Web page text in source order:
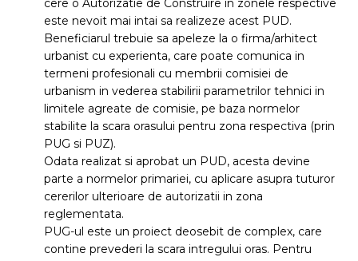
cere o Autorizatie de Construire in zonele respective
este nevoit mai intai sa realizeze acest PUD.
Beneficiarul trebuie sa apeleze la o firma/arhitect
urbanist cu experienta, care poate comunica in
termeni profesionali cu membrii comisiei de
urbanism in vederea stabilirii parametrilor tehnici in
limitele agreate de comisie, pe baza normelor
stabilite la scara orasului pentru zona respectiva (prin
PUG si PUZ).
Odata realizat si aprobat un PUD, acesta devine
parte a normelor primariei, cu aplicare asupra tuturor
cererilor ulterioare de autorizatii in zona
reglementata.
PUG-ul este un proiect deosebit de complex, care
contine prevederi la scara intregului oras. Pentru